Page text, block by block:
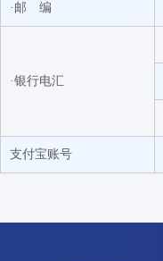
·邮 编
·银行电汇
支付宝账号